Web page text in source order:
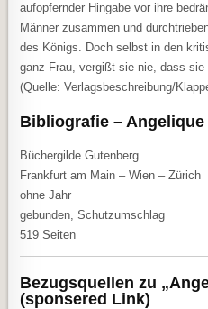
aufopfernder Hingabe vor ihre
Männer zusammen und
des Königs. Doch selbst in den
ganz Frau, vergißt sie nie, dass sie
(Quelle: Verlagsbeschreibung/
Bibliografie –
Büchergilde Gutenberg
Frankfurt am Main – Wien – Zürich
ohne Jahr
gebunden, Schutzumschlag
519 Seiten
Bezugsquellen zu
(sponsered Link)